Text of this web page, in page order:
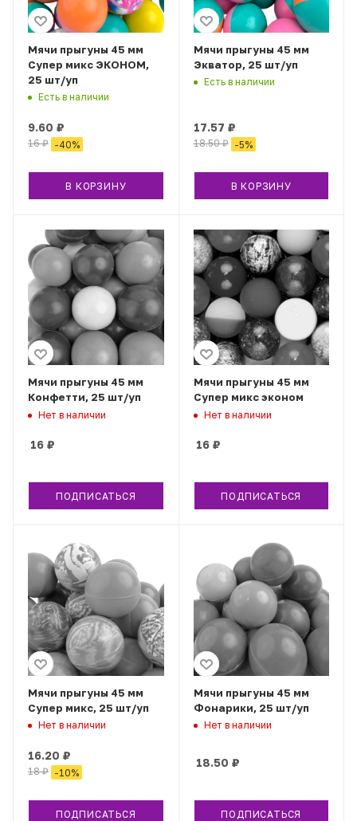
Мячи прыгуны 45 мм
Супер микс ЭКОНОМ,
25 шт/уп
Есть в наличии
9.60 ₽
16₽ -40%
В КОРЗИНУ
Мячи прыгуны 45 мм
Экватор, 25 шт/уп
Есть в наличии
17.57 ₽
18.50₽ -5%
В КОРЗИНУ
Мячи прыгуны 45 мм
Конфетти, 25 шт/уп
Нет в наличии
16 ₽
ПОДПИСАТЬСЯ
Мячи прыгуны 45 мм
Супер микс эконом
Нет в наличии
16₽
ПОДПИСАТЬСЯ
Мячи прыгуны 45 мм
Супер микс, 25 шт/уп
Нет в наличии
16.20 ₽
18₽ -10%
ПОДПИСАТЬСЯ
Мячи прыгуны 45 мм
Фонарики, 25 шт/уп
Нет в наличии
18.50 ₽
ПОДПИСАТЬСЯ